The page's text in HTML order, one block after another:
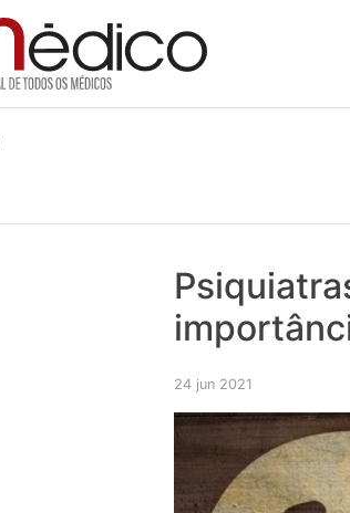
Médico
– O Jornal de Todos os Médicos. Onde as
24 jun 2021